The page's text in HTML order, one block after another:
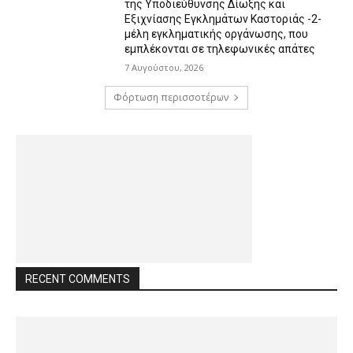
της Υποδιεύθυνσης Δίωξης και
Εξιχνίασης Εγκλημάτων Καστοριάς -2-
μέλη εγκληματικής οργάνωσης, που
εμπλέκονται σε τηλεφωνικές απάτες
7 Αυγούστου, 2026
Φόρτωση περισσοτέρων
RECENT COMMENTS